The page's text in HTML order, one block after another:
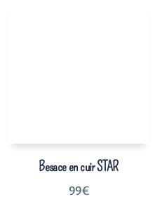
Besace en cuir STAR
99€